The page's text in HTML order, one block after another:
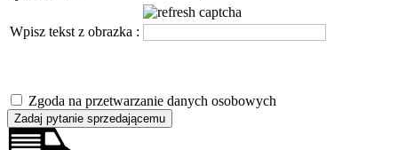
Wpisz tekst z obrazka :
Zgoda na przetwarzanie danych osobowych
Zadaj pytanie sprzedającemu